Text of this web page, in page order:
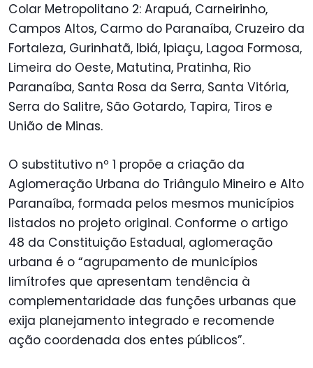
Colar Metropolitano 2: Arapuá, Carneirinho,
Campos Altos, Carmo do Paranaíba, Cruzeiro da
Fortaleza, Gurinhatã, Ibiá, Ipiaçu, Lagoa Formosa,
Limeira do Oeste, Matutina, Pratinha, Rio
Paranaíba, Santa Rosa da Serra, Santa Vitória,
Serra do Salitre, São Gotardo, Tapira, Tiros e
União de Minas.
O substitutivo nº 1 propõe a criação da
Aglomeração Urbana do Triângulo Mineiro e Alto
Paranaíba, formada pelos mesmos municípios
listados no projeto original. Conforme o artigo
48 da Constituição Estadual, aglomeração
urbana é o “agrupamento de municípios
limítrofes que apresentam tendência à
complementaridade das funções urbanas que
exija planejamento integrado e recomende
ação coordenada dos entes públicos”.